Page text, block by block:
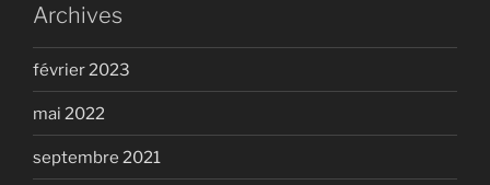
Archives
février 2023
mai 2022
septembre 2021